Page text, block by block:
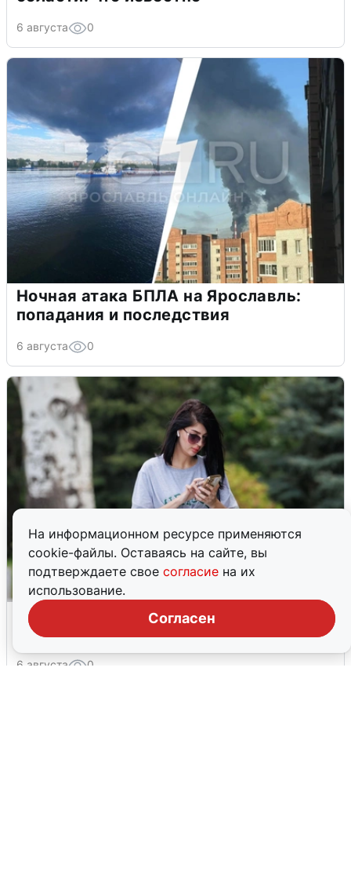
На информационном ресурсе применяются
cookie-файлы. Оставаясь на сайте, вы
подтверждаете свое согласие на их
использование.
Согласен
6 августа 0
Ночная атака БПЛА на Ярославль:
попадания и последствия
6 августа 0
Волгоградцы остались без
мобильного интернета
6 августа 0